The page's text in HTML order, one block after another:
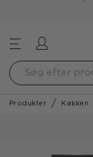
Produkter Køkken